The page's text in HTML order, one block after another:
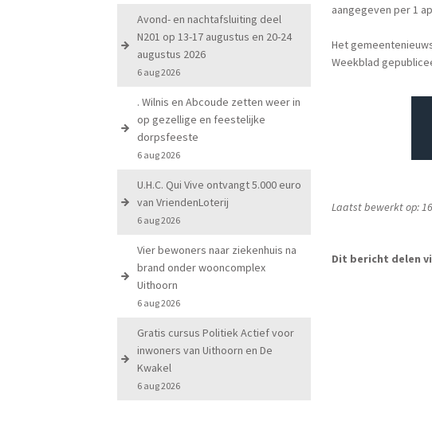
Avond- en nachtafsluiting deel
N201 op 13-17 augustus en 20-24
augustus 2026
6 aug 2026
. Wilnis en Abcoude zetten weer in
op gezellige en feestelijke
dorpsfeeste
6 aug 2026
U.H.C. Qui Vive ontvangt 5.000 euro
van VriendenLoterij
6 aug 2026
Vier bewoners naar ziekenhuis na
brand onder wooncomplex
Uithoorn
6 aug 2026
Gratis cursus Politiek Actief voor
inwoners van Uithoorn en De
Kwakel
6 aug 2026
aangegeven per 1
Het
Weekblad
Laatst bewerkt op:
Dit bericht delen